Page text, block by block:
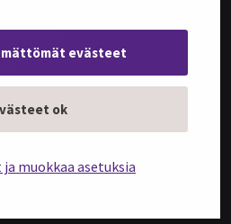
evästeet
ok
muokkaa asetuksia
for authors